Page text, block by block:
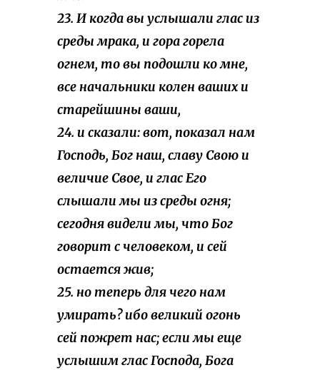
23. И когда вы услышали глас из
среды мрака, и гора горела
огнем, то вы подошли ко мне,
все начальники колен ваших и
старейшины ваши,
24. и сказали: вот, показал нам
Господь, Бог наш, славу Свою и
величие Свое, и глас Его
слышали мы из среды огня;
сегодня видели мы, что Бог
говорит с человеком, и сей
остается жив;
25. но теперь для чего нам
умирать? ибо великий огонь
сей пожрет нас; если мы еще
услышим глас Господа, Бога